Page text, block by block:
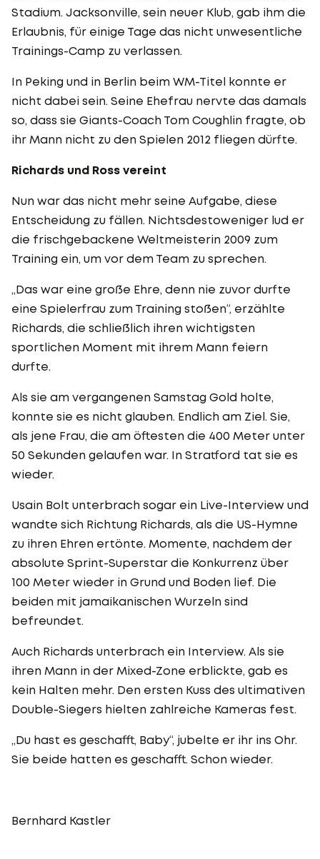
Stadium. Jacksonville, sein neuer Klub, gab ihm die
Erlaubnis, für einige Tage das nicht unwesentliche
Trainings-Camp zu verlassen.
In Peking und in Berlin beim WM-Titel konnte er
nicht dabei sein. Seine Ehefrau nervte das damals
so, dass sie Giants-Coach Tom Coughlin fragte, ob
ihr Mann nicht zu den Spielen 2012 fliegen dürfte.
Richards und Ross vereint
Nun war das nicht mehr seine Aufgabe, diese
Entscheidung zu fällen. Nichtsdestoweniger lud er
die frischgebackene Weltmeisterin 2009 zum
Training ein, um vor dem Team zu sprechen.
„Das war eine große Ehre, denn nie zuvor durfte
eine Spielerfrau zum Training stoßen“, erzählte
Richards, die schließlich ihren wichtigsten
sportlichen Moment mit ihrem Mann feiern
durfte.
Als sie am vergangenen Samstag Gold holte,
konnte sie es nicht glauben. Endlich am Ziel. Sie,
als jene Frau, die am öftesten die 400 Meter unter
50 Sekunden gelaufen war. In Stratford tat sie es
wieder.
Usain Bolt unterbrach sogar ein Live-Interview und
wandte sich Richtung Richards, als die US-Hymne
zu ihren Ehren ertönte. Momente, nachdem der
absolute Sprint-Superstar die Konkurrenz über
100 Meter wieder in Grund und Boden lief. Die
beiden mit jamaikanischen Wurzeln sind
befreundet.
Auch Richards unterbrach ein Interview. Als sie
ihren Mann in der Mixed-Zone erblickte, gab es
kein Halten mehr. Den ersten Kuss des ultimativen
Double-Siegers hielten zahlreiche Kameras fest.
„Du hast es geschafft, Baby“, jubelte er ihr ins Ohr.
Sie beide hatten es geschafft. Schon wieder.
Bernhard Kastler